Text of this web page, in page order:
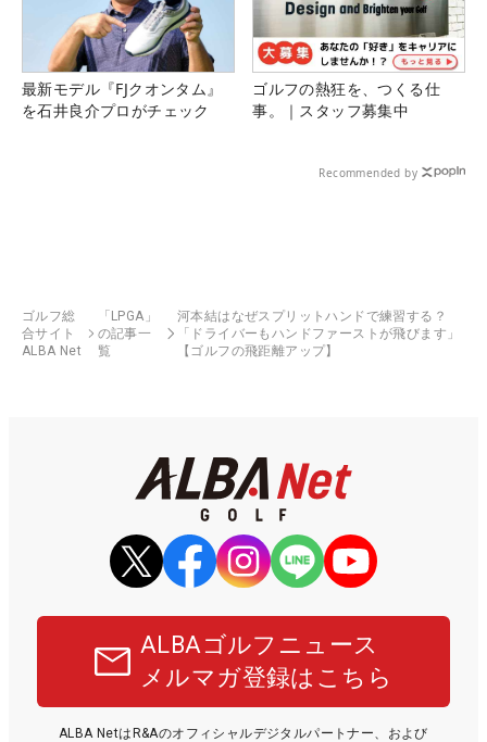
最新モデル『FJクオンタム』
を石井良介プロがチェック
ゴルフの熱狂を、つくる仕
事。｜スタッフ募集中
Recommended by
ゴルフ総
合サイト
ALBA Net
「LPGA」
の記事一
覧
河本結はなぜスプリットハンドで練習する？
「ドライバーもハンドファーストが飛びます」
【ゴルフの飛距離アップ】
ALBAゴルフニュース
メルマガ登録はこちら
ALBA NetはR&Aのオフィシャルデジタルパートナー、および